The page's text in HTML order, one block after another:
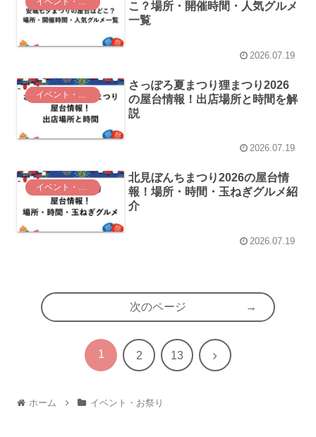
こ？場所・開催時間・人気グルメ
一覧
2026.07.19
さっぽろ夏まつり狸まつり2026
の屋台情報！出店場所と時間を解
説
2026.07.19
イベント・お祭り
北見ぼんちまつり2026の屋台情
報！場所・時間・玉ねぎグルメ紹
介
2026.07.19
次のページ
1 2 13 次
ホーム イベント・お祭り